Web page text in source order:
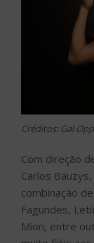
Créditos: Gal
Com direção
Carlos
combinação
Fagundes,
Mion, entre